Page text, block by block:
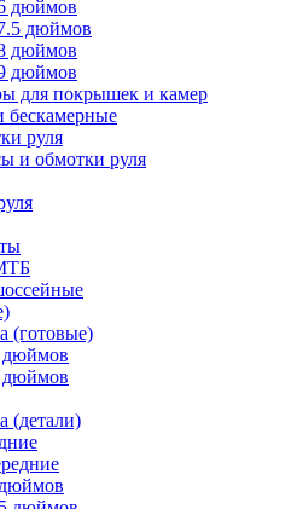
дюймов
дюймов
дюймов
дюймов
для покрышек и камер
бескамерные
руля
и обмотки руля
(готовые)
дюймов
дюймов
(детали)